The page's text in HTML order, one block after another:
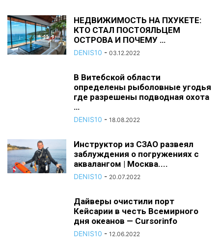
НЕДВИЖИМОСТЬ НА ПХУКЕТЕ:
КТО СТАЛ ПОСТОЯЛЬЦЕМ
ОСТРОВА И ПОЧЕМУ …
DENIS10 - 03.12.2022
В Витебской области
определены рыболовные угодья
где разрешены подводная охота
…
DENIS10 - 18.08.2022
Инструктор из СЗАО развеял
заблуждения о погружениях с
аквалангом | Москва....
DENIS10 - 20.07.2022
Дайверы очистили порт
Кейсарии в честь Всемирного
дня океанов — Cursorinfo
DENIS10 - 12.06.2022